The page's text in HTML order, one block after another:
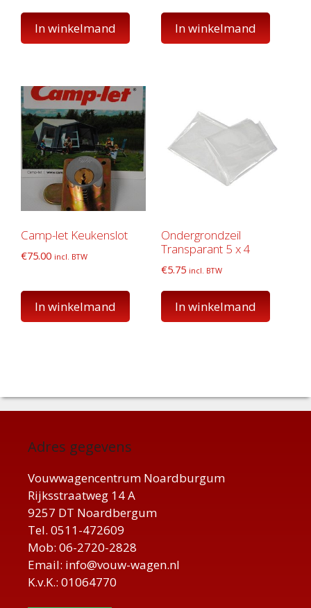
In winkelmand In winkelmand
Camp-let Keukenslot
€75.00 incl. BTW
In winkelmand
Ondergrondzeil
Transparant 5 x 4
€5.75 incl. BTW
In winkelmand
Adres gegevens
Vouwwagencentrum Noardburgum
Rijksstraatweg 14 A
9257 DT Noardbergum
Tel. 0511-472609
Mob: 06-2720-2828
Email: info@vouw-wagen.nl
K.v.K.: 01064770